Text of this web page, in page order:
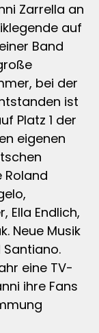
Zarrella an
auf
Band
bei der
ist
Platz 1 der
eigenen
Roland
Ella Endlich,
Neue Musik
eine TV-
ihre Fans